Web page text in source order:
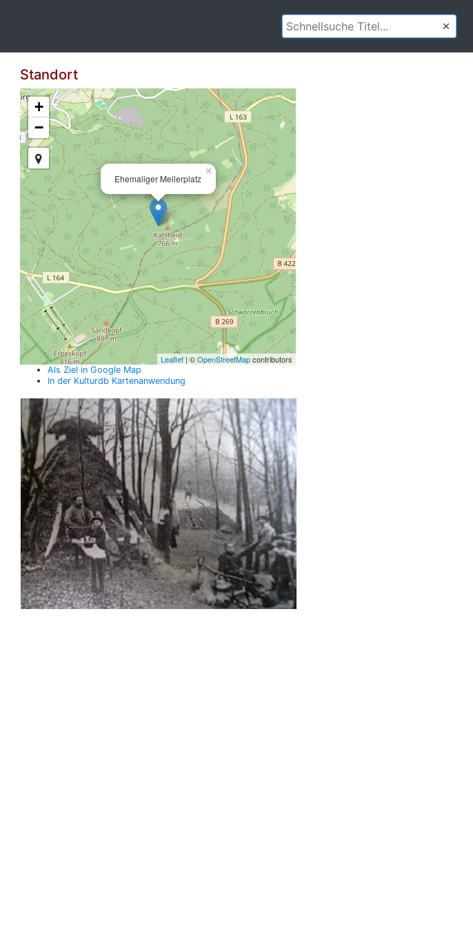
Standort
Ehemaliger Meilerplatz
×
+
−
Leaflet| ©OpenStreetMapcontributors
Als Ziel in Google Map
In der Kulturdb Kartenanwendung